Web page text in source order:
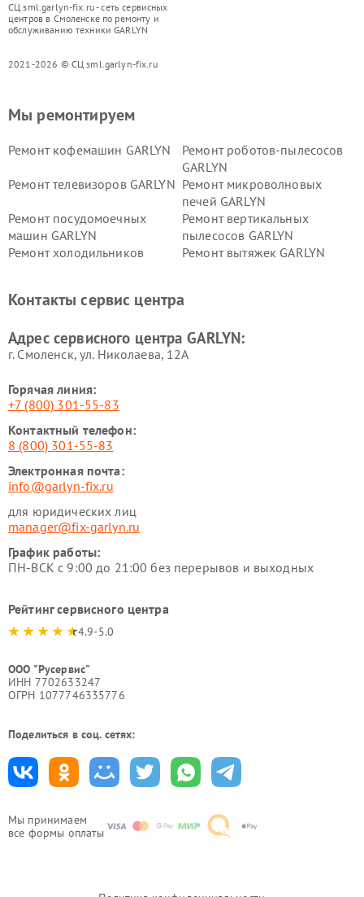
СЦ sml.garlyn-fix.ru - сеть сервисных
центров в Смоленске по ремонту и
обслуживанию техники GARLYN
2021-2026 © СЦ sml.garlyn-fix.ru
Мы принимаем
все формы оплаты
Мы ремонтируем
Ремонт кофемашин GARLYN
Ремонт роботов-пылесосов
GARLYN
Ремонт телевизоров GARLYN Ремонт микроволновых
печей GARLYN
Ремонт посудомоечных
машин GARLYN
Ремонт вертикальных
пылесосов GARLYN
Ремонт холодильников
Ремонт вытяжек GARLYN
стеклоочистителей GARLYN
GARLYN
GARLYN
Контакты сервис центра
Адрес сервисного центра GARLYN:
г. Смоленск, ул. Николаева, 12А
Горячая линия:
+7 (800) 301-55-83
Контактный телефон:
8 (800) 301-55-83
Электронная почта:
info@garlyn-fix.ru
для юридических лиц
manager@fix-garlyn.ru
График работы:
ПН-ВСК с 9:00 до 21:00 без перерывов и выходных
Рейтинг сервисного центра
4.9-5.0
ООО "Русервис"
ИНН 7702633247
ОГРН 1077746335776
Поделиться в соц. сетях: